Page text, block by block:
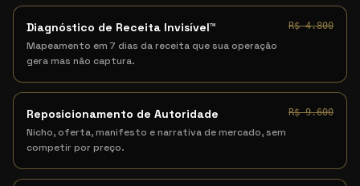
Diagnóstico de Receita Invisível™
Mapeamento em 7 dias da receita que sua operação
gera mas não captura.
R$ 4.800
Reposicionamento de Autoridade
Nicho, oferta, manifesto e narrativa de mercado, sem
competir por preço.
R$ 9.600